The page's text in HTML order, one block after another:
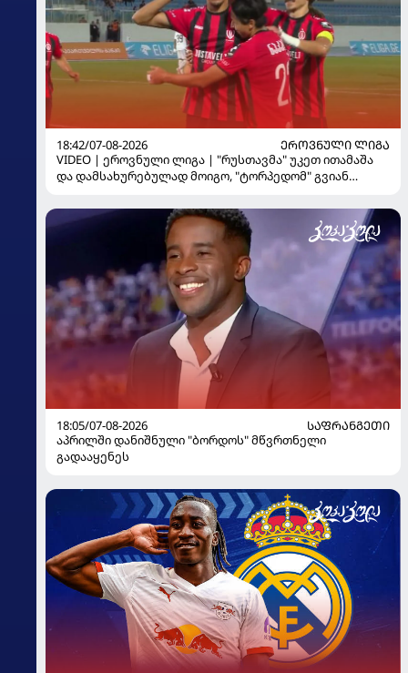
18:42/07-08-2026
ᲔᲠᲝᲕᲜᲣᲚᲘ ᲚᲘᲒᲐ
VIDEO | ეროვნული ლიგა | "რუსთავმა" უკეთ ითამაშა
და დამსახურებულად მოიგო, "ტორპედომ" გვიან
18:05/07-08-2026
ᲡᲐᲤᲠᲐᲜᲒᲔᲗᲘ
აპრილში დანიშნული "ბორდოს" მწვრთნელი
გადააყენეს